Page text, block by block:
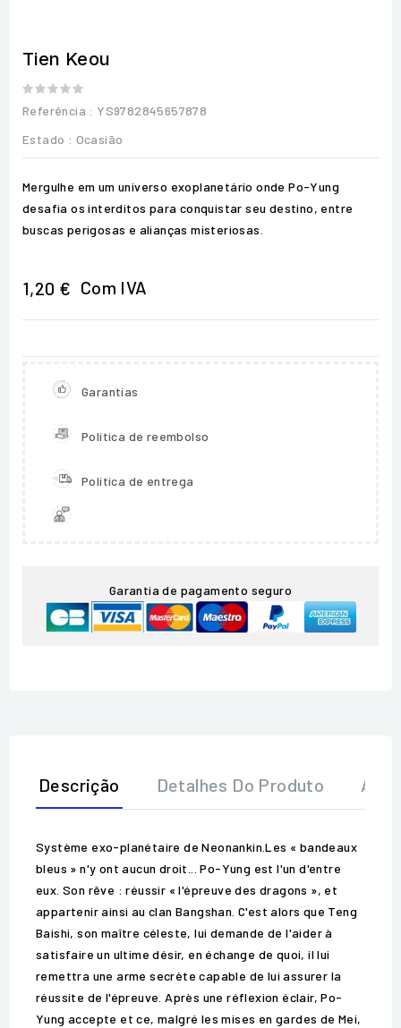
Tien Keou
Referência : YS9782845657878
Estado : Ocasião
Mergulhe em um universo exoplanetário onde Po-Yung
desafia os interditos para conquistar seu destino, entre
buscas perigosas e alianças misteriosas.
1,20 € Com IVA
Garantias
Política de reembolso
Política de entrega
Garantia de pagamento seguro
Descrição Detalhes Do Produto
Système exo-planétaire de Neonankin.Les « bandeaux
bleus » n'y ont aucun droit... Po-Yung est l'un d'entre
eux. Son rêve : réussir « l'épreuve des dragons », et
appartenir ainsi au clan Bangshan. C'est alors que Teng
Baishi, son maître céleste, lui demande de l'aider à
satisfaire un ultime désir, en échange de quoi, il lui
remettra une arme secrète capable de lui assurer la
réussite de l'épreuve. Après une réflexion éclair, Po-
Yung accepte et ce, malgré les mises en gardes de Mei,